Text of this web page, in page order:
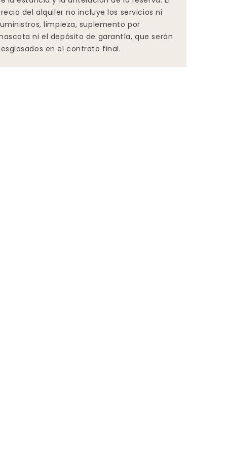
del alquiler no incluye los servicios ni
limpieza, suplemento por
ni el depósito de garantía, que serán
en el contrato final.